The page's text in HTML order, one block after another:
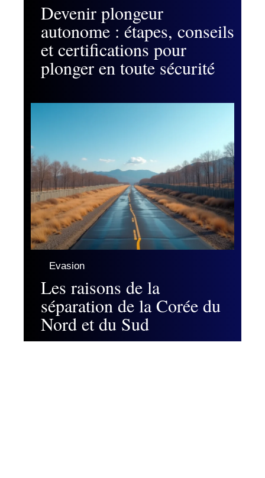
Devenir plongeur
autonome : étapes, conseils
et certifications pour
plonger en toute sécurité
Evasion
Les raisons de la
séparation de la Corée du
Nord et du Sud